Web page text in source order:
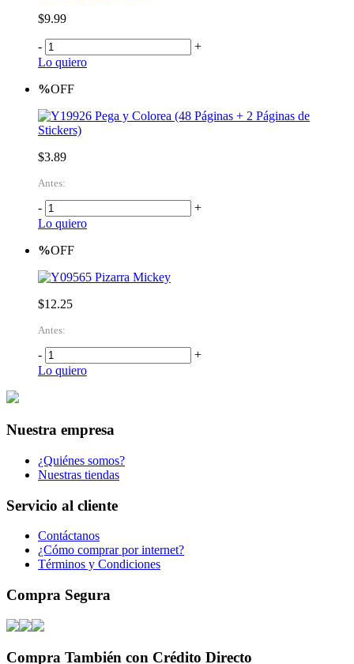
$9.99
-
+
Lo quiero
%OFF
Pega y Colorea (48 Páginas + 2 Páginas de
Stickers)
$3.89
Antes:
-
+
Lo quiero
%OFF
Pizarra Mickey
$12.25
Antes:
-
+
Lo quiero
Nuestra empresa
¿Quiénes somos?
Nuestras tiendas
Servicio al cliente
Contáctanos
¿Cómo comprar por internet?
Términos y Condiciones
Compra Segura
Compra También con Crédito Directo